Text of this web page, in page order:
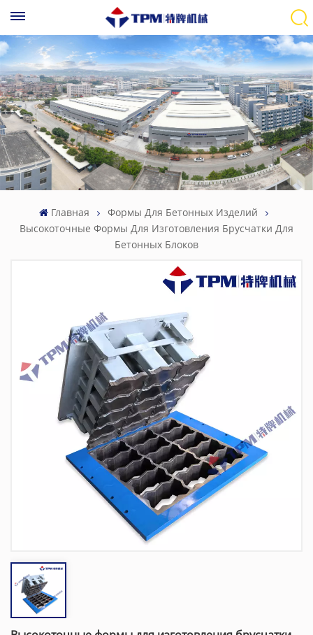
Главная
Формы Для Бетонных Изделий
Высокоточные Формы Для Изготовления Брусчатки Для
Бетонных Блоков